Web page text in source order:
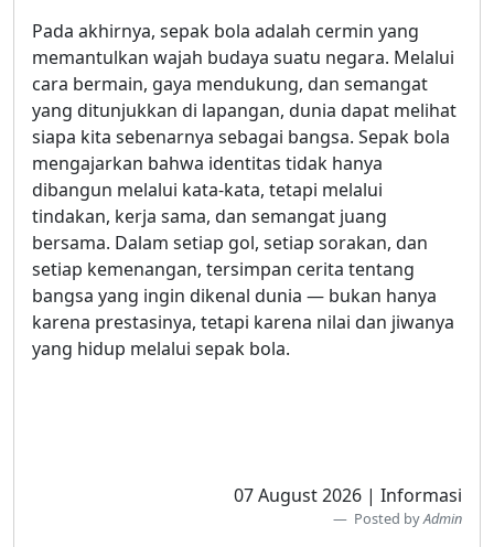
Pada akhirnya, sepak bola adalah cermin yang
memantulkan wajah budaya suatu negara. Melalui
cara bermain, gaya mendukung, dan semangat
yang ditunjukkan di lapangan, dunia dapat melihat
siapa kita sebenarnya sebagai bangsa. Sepak bola
mengajarkan bahwa identitas tidak hanya
dibangun melalui kata-kata, tetapi melalui
tindakan, kerja sama, dan semangat juang
bersama. Dalam setiap gol, setiap sorakan, dan
setiap kemenangan, tersimpan cerita tentang
bangsa yang ingin dikenal dunia — bukan hanya
karena prestasinya, tetapi karena nilai dan jiwanya
yang hidup melalui sepak bola.
07 August 2026 | Informasi
Posted byAdmin